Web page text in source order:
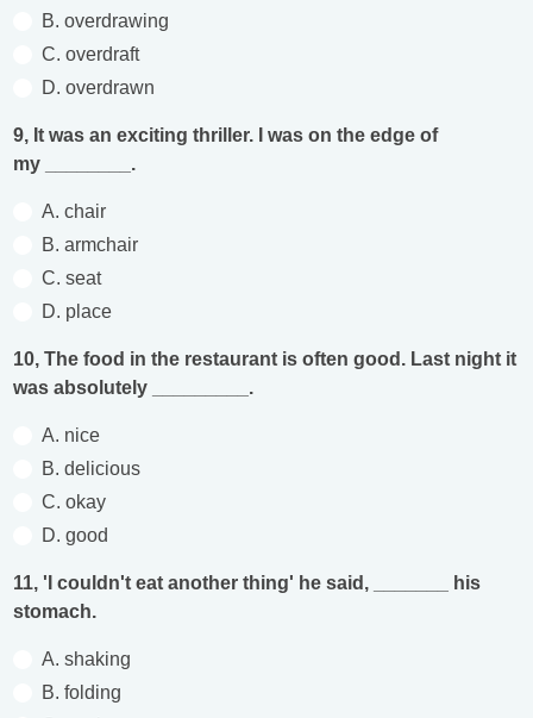
B. overdrawing
C. overdraft
D. overdrawn
9, It was an exciting thriller. I was on the edge of
my ________.
A. chair
B. armchair
C. seat
D. place
10, The food in the restaurant is often good. Last night it
was absolutely _________.
A. nice
B. delicious
C. okay
D. good
11, 'I couldn't eat another thing' he said, _______ his
stomach.
A. shaking
B. folding